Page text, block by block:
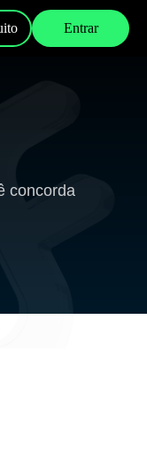
Entrar
concorda